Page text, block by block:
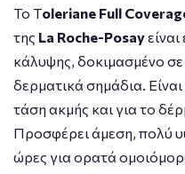
Το Toleriane Full
της La Roche-Posay
κάλυψης, δοκιμασμένο
δερματικά σημάδια.
τάση ακμής και για το
Προσφέρει άμεση, πολύ
ώρες για ορατά